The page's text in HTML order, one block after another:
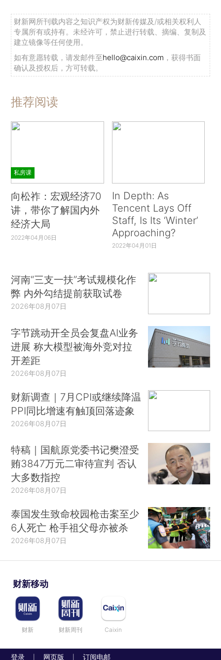
财新网所刊载内容之知识产权为财新传媒及/或相关权利人
专属所有或持有。未经许可，禁止进行转载、摘编、复制及
建立镜像等任何使用。
如有意愿转载，请发邮件至hello@caixin.com ，获得书面
确认及授权后，方可转载。
推荐阅读
私房课
向松祚：宏观经济70
讲，带你了解国内外
经济大局
2022年04月06日
In Depth: As
Tencent Lays Off
Staff, Is Its ‘Winter’
Approaching?
2022年04月01日
河南“三支一扶”考试规模化作
弊 内外勾结提前获取试卷
2026年08月07日
字节跳动开全员会复盘AI业务
进展 称大模型被海外竞对拉
开差距
2026年08月07日
财新调查｜7月CPI或继续降温
PPI同比增速有触顶回落迹象
2026年08月07日
特稿｜国航原党委书记樊澄受
贿3847万元二审待宣判 否认
大多数指控
2026年08月07日
泰国发生致命校园枪击案至少
6人死亡 枪手祖父母亦被杀
2026年08月07日
财新移动
财新 财新周刊 Caixin
登录 网页版 订阅电邮